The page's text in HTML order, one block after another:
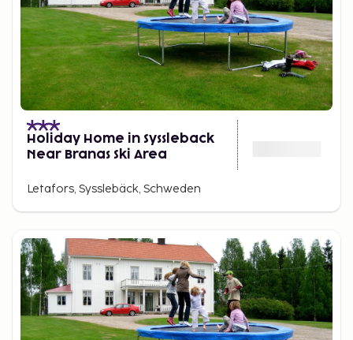
Holiday Home in Syssleback
Near Branas Ski Area
Letafors, Sysslebäck, Schweden